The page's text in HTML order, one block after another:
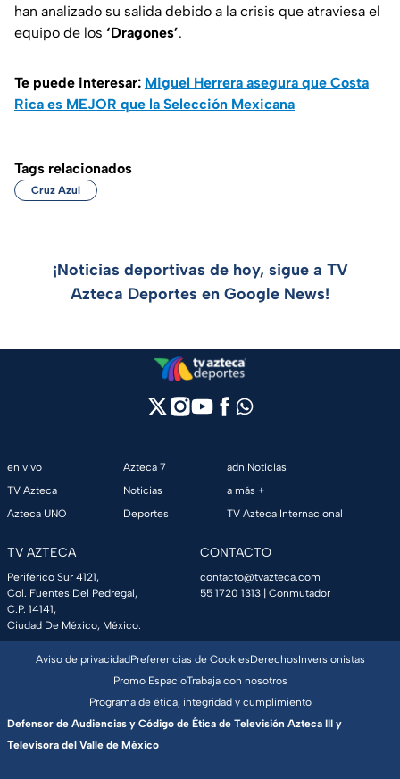
han analizado su salida debido a la crisis que atraviesa el
equipo de los ‘Dragones’.
Te puede interesar: Miguel Herrera asegura que Costa
Rica es MEJOR que la Selección Mexicana
Tags relacionados
Cruz Azul
¡Noticias deportivas de hoy, sigue a TV
Azteca Deportes en Google News!
en vivo
TV Azteca
Azteca UNO
Azteca 7
Noticias
Deportes
adn Noticias
a más +
TV Azteca Internacional
TV AZTECA
Periférico Sur 4121,
Col. Fuentes Del Pedregal,
C.P. 14141,
Ciudad De México, México.
CONTACTO
contacto@tvazteca.com
55 1720 1313 | Conmutador
Aviso de privacidadPreferencias de CookiesDerechosInversionistas
Promo EspacioTrabaja con nosotros
Programa de ética, integridad y cumplimiento
Defensor de Audiencias y Código de Ética de Televisión Azteca III y
Televisora del Valle de México